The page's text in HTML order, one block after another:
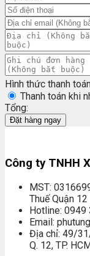
Hình thức thanh
Thanh toán khi
Tổng:
Đặt hàng ngay
Công ty TNHH
MST:
Thuế Quận 12
Hotline: 0949
Email:
Địa chỉ: 49/
Q. 12, TP.